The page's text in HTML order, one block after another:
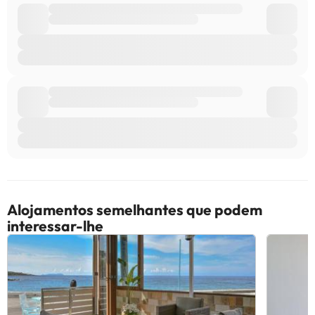
Alojamentos semelhantes que podem
interessar-lhe